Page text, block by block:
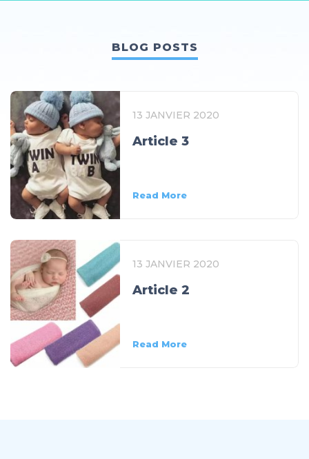
BLOG POSTS
13 JANVIER 2020
Article 3
Read More
13 JANVIER 2020
Article 2
Read More